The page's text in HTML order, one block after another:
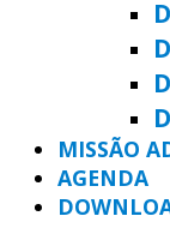
MISSÃO
AGENDA